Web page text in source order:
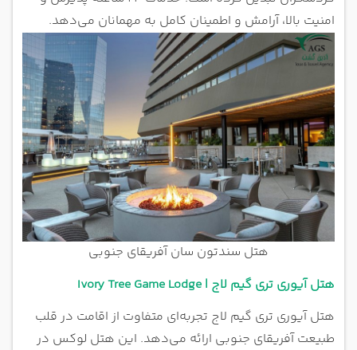
امنیت بالا، آرامش و اطمینان کامل به مهمانان می‌دهد.
هتل سندتون سان آفریقای جنوبی
هتل آیوری تری گیم لاج | Ivory Tree Game Lodge
هتل آیوری تری گیم لاج تجربه‌ای متفاوت از اقامت در قلب
طبیعت آفریقای جنوبی ارائه می‌دهد. این هتل لوکس در